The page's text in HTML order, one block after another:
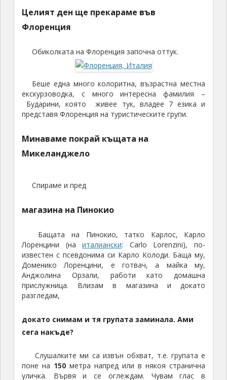
Целият ден ще прекараме във
Флоренция
Обиколката на Флоренция започна оттук.
Беше една много колоритна, възрастна местна
екскурзоводка, с много интересна фамилия –
Бударини, която живее тук, владее 7 езика и
представя Флоренция на туристическите групи.
Минаваме покрай къщата на
Микеланджело
Спираме и пред
магазина на Пинокио
Бащата на Пинокио, татко Карлос, Карло
Лоренцини (наиталиански: Carlo Lorenzini), по-
известен с псевдонима си Карло Колоди. Баща му,
Доменико Лоренцини, е готвач, а майка му,
Анджолина Орзали, работи като домашна
прислужница. Влизам в магазина и докато
разгледам,
докато снимам и тя групата заминала. Ами
сега накъде?
Слушалките ми са извън обхват, т.е. групата е
поне на 150 метра напред или в някоя странична
уличка. Вървя и се оглеждам. Чувам глас в